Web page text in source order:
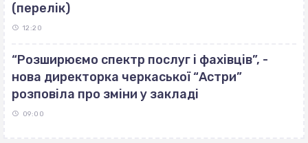
(перелік)
12:20
“Розширюємо спектр послуг і фахівців”, -
нова директорка черкаської “Астри”
розповіла про зміни у закладі
09:00